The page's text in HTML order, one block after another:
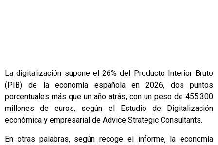
La digitalización supone el 26% del Producto Interior Bruto
(PIB) de la economía española en 2026, dos puntos
porcentuales más que un año atrás, con un peso de 455.300
millones de euros, según el Estudio de Digitalización
económica y empresarial de Advice Strategic Consultants.
En otras palabras, según recoge el informe, la economía